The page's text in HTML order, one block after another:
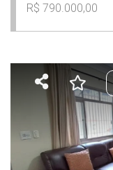
R$ 790.000,00